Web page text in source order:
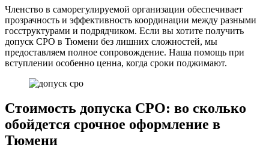
Членство в саморегулируемой организации обеспечивает
прозрачность и эффективность координации между разными
госструктурами и подрядчиком. Если вы хотите получить
допуск СРО в Тюмени без лишних сложностей, мы
предоставляем полное сопровождение. Наша помощь при
вступлении особенно ценна, когда сроки поджимают.
Стоимость допуска СРО: во сколько
обойдется срочное оформление в
Тюмени